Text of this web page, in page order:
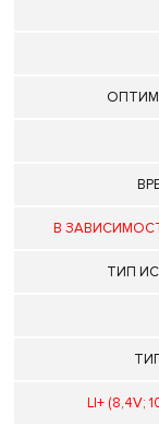
В
ТИП
LI+